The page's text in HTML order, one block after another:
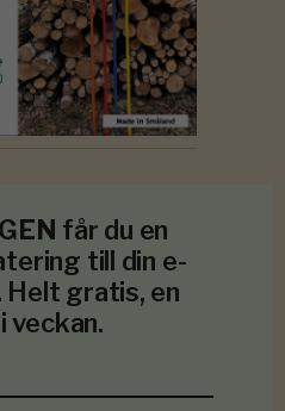
får du en
till din e-
gratis, en
veckan.